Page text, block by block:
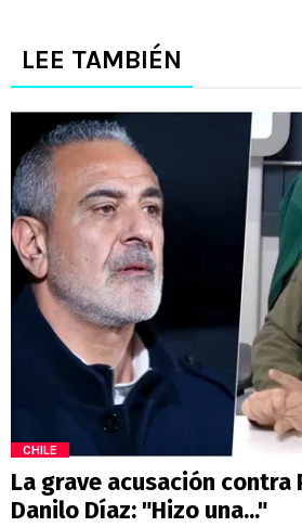
LEE TAMBIÉN
CHILE
La grave acusación contra
Danilo Díaz: "Hizo una..."